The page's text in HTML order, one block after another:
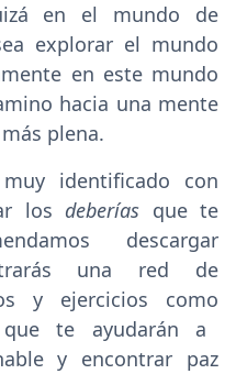
en el mundo de
explorar el mundo
en este mundo
hacia una mente
plena.
identificado con
los deberías que te
descargar
una red de
y ejercicios como
que te ayudarán a
y encontrar paz